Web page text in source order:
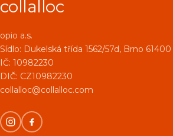
collalloc
opio a.s.
Sídlo: Dukelská třída 1562/57d, Brno 61400
IČ: 10982230
DIČ: CZ10982230
collalloc@collalloc.com